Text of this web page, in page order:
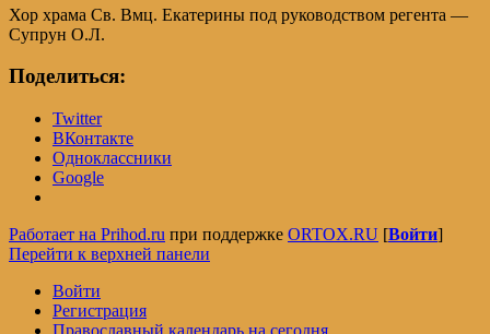
Хор храма Св. Вмц. Екатерины под руководством регента —
Супрун О.Л.
Поделиться:
Twitter
ВКонтакте
Одноклассники
Google
Работает на Prihod.ru при поддержке ORTOX.RU [Войти]
Перейти к верхней панели
Войти
Регистрация
Православный календарь на сегодня